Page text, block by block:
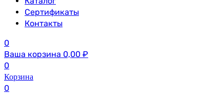
Сертификаты
Контакты
0
Ваша корзина 0,00 ₽
0
Корзина
0